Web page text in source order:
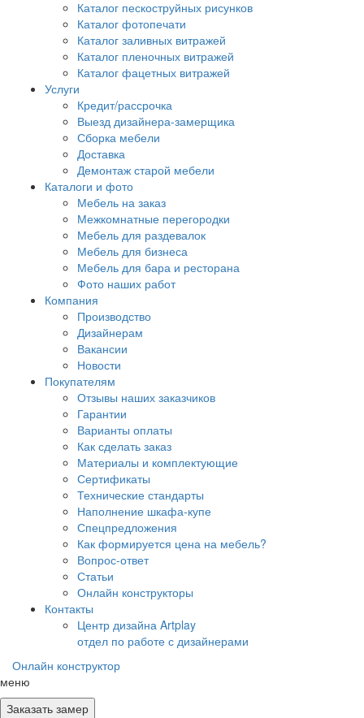
Каталог пескоструйных рисунков
Каталог фотопечати
Каталог заливных витражей
Каталог пленочных витражей
Каталог фацетных витражей
Услуги
Кредит/рассрочка
Выезд дизайнера-замерщика
Сборка мебели
Доставка
Демонтаж старой мебели
Каталоги и фото
Мебель на заказ
Межкомнатные перегородки
Мебель для раздевалок
Мебель для бизнеса
Мебель для бара и ресторана
Фото наших работ
Компания
Производство
Дизайнерам
Вакансии
Новости
Покупателям
Отзывы наших заказчиков
Гарантии
Варианты оплаты
Как сделать заказ
Материалы и комплектующие
Сертификаты
Технические стандарты
Наполнение шкафа-купе
Спецпредложения
Как формируется цена на мебель?
Вопрос-ответ
Статьи
Онлайн конструкторы
Контакты
Центр дизайна Artplay
отдел по работе с дизайнерами
Онлайн конструктор
меню
Заказать замер